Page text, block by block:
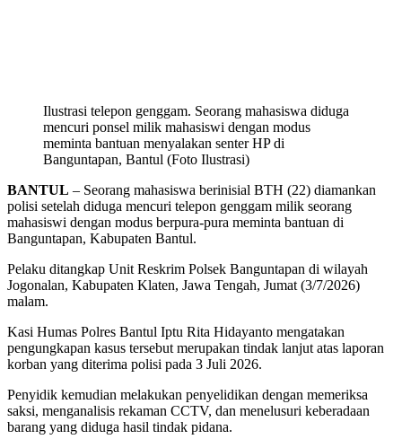
Ilustrasi telepon genggam. Seorang mahasiswa diduga
mencuri ponsel milik mahasiswi dengan modus
meminta bantuan menyalakan senter HP di
Banguntapan, Bantul (Foto Ilustrasi)
BANTUL – Seorang mahasiswa berinisial BTH (22) diamankan
polisi setelah diduga mencuri telepon genggam milik seorang
mahasiswi dengan modus berpura-pura meminta bantuan di
Banguntapan, Kabupaten Bantul.
Pelaku ditangkap Unit Reskrim Polsek Banguntapan di wilayah
Jogonalan, Kabupaten Klaten, Jawa Tengah, Jumat (3/7/2026)
malam.
Kasi Humas Polres Bantul Iptu Rita Hidayanto mengatakan
pengungkapan kasus tersebut merupakan tindak lanjut atas laporan
korban yang diterima polisi pada 3 Juli 2026.
Penyidik kemudian melakukan penyelidikan dengan memeriksa
saksi, menganalisis rekaman CCTV, dan menelusuri keberadaan
barang yang diduga hasil tindak pidana.